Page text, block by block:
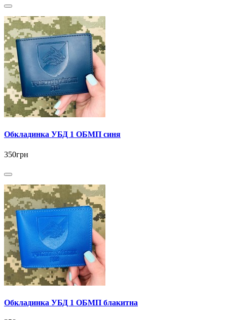
Обкладинка УБД 1 ОБМП синя
350грн
Обкладинка УБД 1 ОБМП блакитна